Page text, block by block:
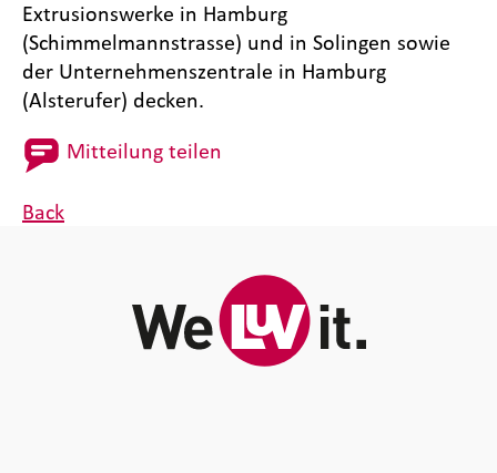
Extrusionswerke in Hamburg
(Schimmelmannstrasse) und in Solingen sowie
der Unternehmenszentrale in Hamburg
(Alsterufer) decken.
Mitteilung teilen
Back